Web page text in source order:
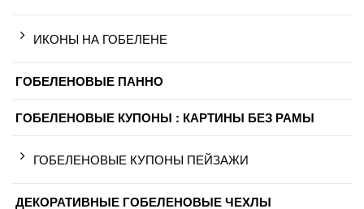
ИКОНЫ НА ГОБЕЛЕНЕ
ГОБЕЛЕНОВЫЕ ПАННО
ГОБЕЛЕНОВЫЕ КУПОНЫ : КАРТИНЫ БЕЗ РАМЫ
ГОБЕЛЕНОВЫЕ КУПОНЫ ПЕЙЗАЖИ
ДЕКОРАТИВНЫЕ ГОБЕЛЕНОВЫЕ ЧЕХЛЫ